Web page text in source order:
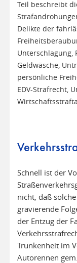
Teil beschreibt
Delikte der
Unterschlagung,
Geldwäsche,
persönliche
EDV-Strafrecht,
Schnell ist der
nicht, daß
gravierende
der Entzug der
Trunkenheit im
Autorennen